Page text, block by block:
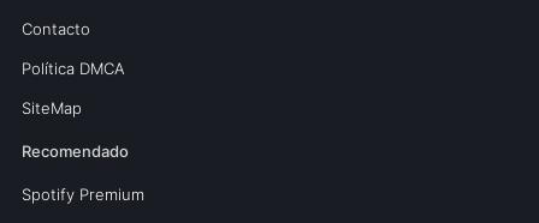
Contacto
Política DMCA
SiteMap
Recomendado
Spotify Premium